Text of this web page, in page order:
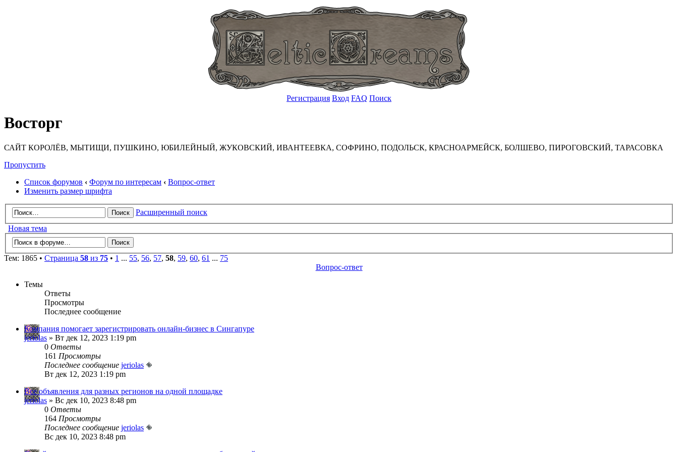
Регистрация Вход FAQ Поиск
Восторг
САЙТ КОРОЛЁВ, МЫТИЩИ, ПУШКИНО, ЮБИЛЕЙНЫЙ, ЖУКОВСКИЙ, ИВАНТЕЕВКА, СОФРИНО, ПОДОЛЬСК, КРАСНОАРМЕЙСК, БОЛШЕВО, ПИРОГОВСКИЙ, ТАРАСОВКА
Пропустить
Список форумов ‹ Форум по интересам ‹ Вопрос-ответ
Изменить размер шрифта
Расширенный поиск
Новая тема
Тем: 1865 • Страница 58 из 75 • 1 ... 55, 56, 57, 58, 59, 60, 61 ... 75
Вопрос-ответ
Темы
Ответы
Просмотры
Последнее сообщение
Компания помогает зарегистрировать онлайн-бизнес в Сингапуре
jeriolas » Вт дек 12, 2023 1:19 pm
0 Ответы
161 Просмотры
Последнее сообщение jeriolas
Вт дек 12, 2023 1:19 pm
Все объявления для разных регионов на одной площадке
jeriolas » Вс дек 10, 2023 8:48 pm
0 Ответы
164 Просмотры
Последнее сообщение jeriolas
Вс дек 10, 2023 8:48 pm